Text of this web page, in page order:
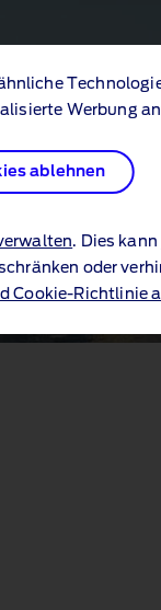
Werbung
ablehnen
. Dies
oder
Cookie-Richtlinie